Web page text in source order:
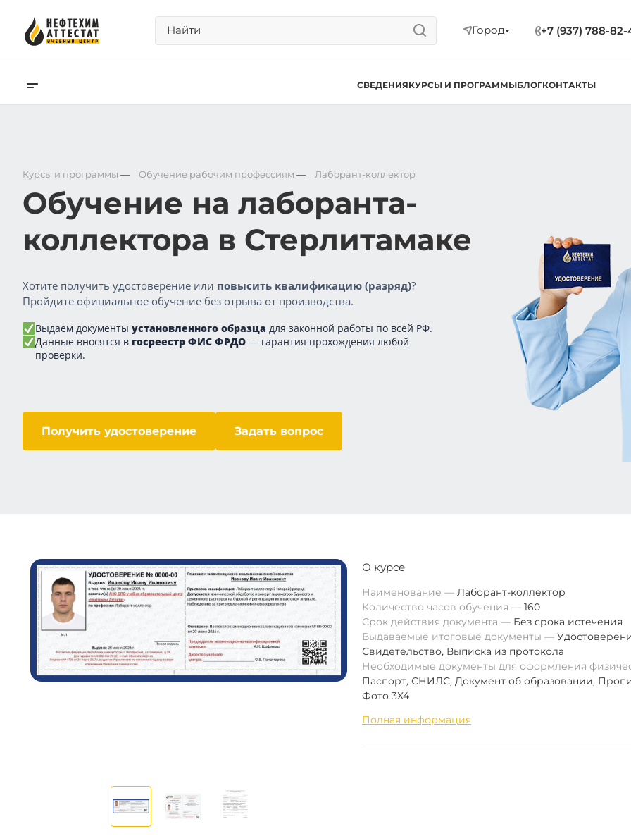
Город +7 (937) 788-82-
СВЕДЕНИЯКУРСЫ И ПРОГРАММЫБЛОГКОНТАКТЫ
Курсы и программы — Обучение рабочим профессиям — Лаборант-коллектор
Обучение на лаборанта-
коллектора в Стерлитамаке
Хотите получить удостоверение или повысить квалификацию (разряд)?
Пройдите официальное обучение без отрыва от производства.
Выдаем документы установленного образца для законной работы по всей РФ.
Данные вносятся в госреестр ФИС ФРДО — гарантия прохождения любой
проверки.
Получить удостоверение Задать вопрос
О курсе
Наименование
Лаборант-коллектор
Количество часов обучения
160
Срок действия документа
Без срока истечения
Выдаваемые итоговые документы
Свидетельство, Выписка из протокола
Необходимые документы для оформления
Паспорт, СНИЛС, Документ об образовании,
Фото 3Х4
Полная информация